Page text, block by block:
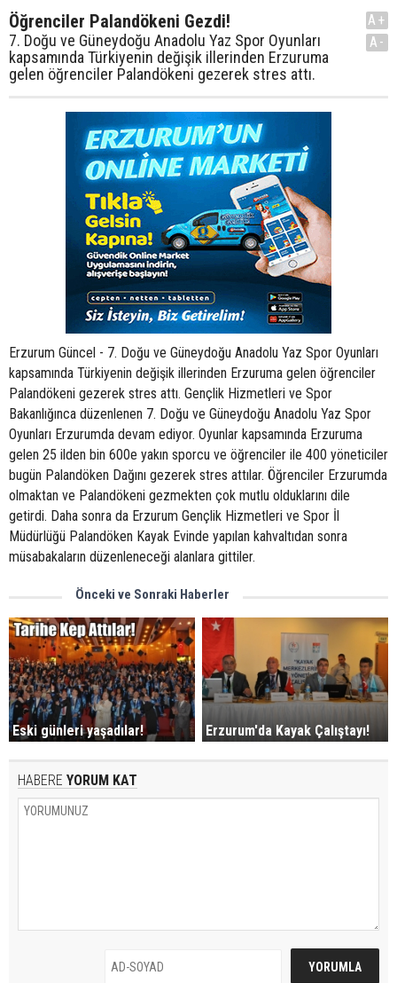
Öğrenciler Palandökeni Gezdi!
7. Doğu ve Güneydoğu Anadolu Yaz Spor Oyunları
kapsamında Türkiyenin değişik illerinden Erzuruma
gelen öğrenciler Palandökeni gezerek stres attı.
A+
A-
Erzurum Güncel - 7. Doğu ve Güneydoğu Anadolu Yaz Spor Oyunları
kapsamında Türkiyenin değişik illerinden Erzuruma gelen öğrenciler
Palandökeni gezerek stres attı. Gençlik Hizmetleri ve Spor
Bakanlığınca düzenlenen 7. Doğu ve Güneydoğu Anadolu Yaz Spor
Oyunları Erzurumda devam ediyor. Oyunlar kapsamında Erzuruma
gelen 25 ilden bin 600e yakın sporcu ve öğrenciler ile 400 yöneticiler
bugün Palandöken Dağını gezerek stres attılar. Öğrenciler Erzurumda
olmaktan ve Palandökeni gezmekten çok mutlu olduklarını dile
getirdi. Daha sonra da Erzurum Gençlik Hizmetleri ve Spor İl
Müdürlüğü Palandöken Kayak Evinde yapılan kahvaltıdan sonra
müsabakaların düzenleneceği alanlara gittiler.
Önceki ve Sonraki Haberler
Eski günleri yaşadılar! Erzurum'da Kayak Çalıştayı!
HABERE YORUM KAT